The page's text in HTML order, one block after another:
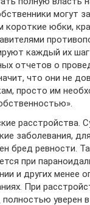
могут
короткие юбки,
каждый их
отчетов о
что они не
просто им
расстройства.
заболевания,
бред ревности.
при
и других менее
При
полностью уверен